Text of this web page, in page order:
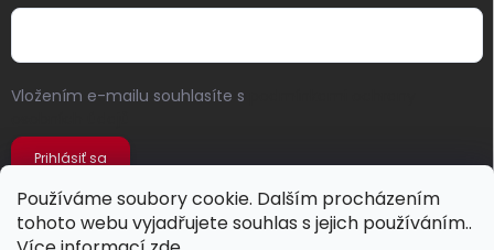
Používáme soubory cookie. Dalším procházením
tohoto webu vyjadřujete souhlas s jejich používáním..
Vložením e-mailu souhlasíte s
Prihlásiť sa